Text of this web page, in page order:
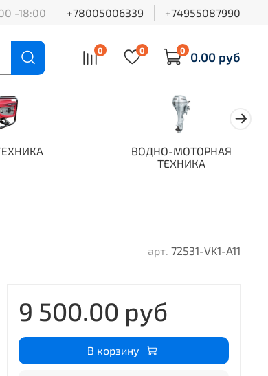
-18:00 +78005006339 +74955087990
0 0 0 0.00 руб
ВОДНО-МОТОРНАЯ
ТЕХНИКА
арт. 72531-VK1-A11
9 500.00 руб
В корзину